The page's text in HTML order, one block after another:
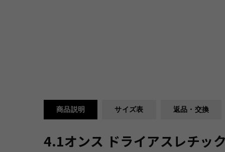
商品説明 サイズ表 返品・交換
4.1オンス ドライアスレチッ